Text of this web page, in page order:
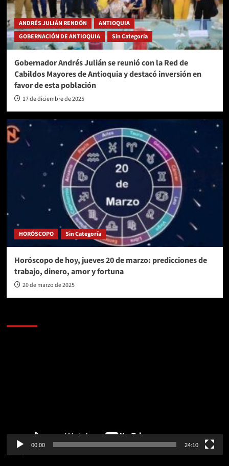
ANDRÉS JULIÁN RENDÓN
ANTIOQUIA
GOBERNACIÓN DE ANTIOQUIA
Sin Categoría
Gobernador Andrés Julián se reunió con la Red de
Cabildos Mayores de Antioquia y destacó inversión en
favor de esta población
17 de diciembre de 2025
HORÓSCOPO Sin Categoría
Horóscopo de hoy, jueves 20 de marzo: predicciones de
trabajo, dinero, amor y fortuna
20 de marzo de 2025
00:00 24:10